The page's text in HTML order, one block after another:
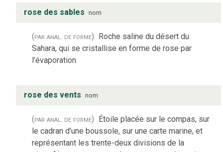
rose des sables nom
(par anal. de forme) Roche saline du désert du
Sahara, qui se cristallise en forme de rose par
l’évaporation.
rose des vents nom
(par anal. de forme) Étoile placée sur le compas, sur
le cadran d’une boussole, sur une carte marine, et
représentant les trente-deux divisions de la